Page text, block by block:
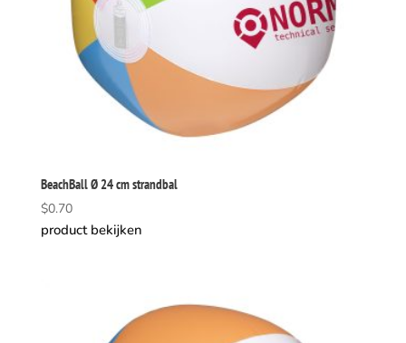
BeachBall Ø 24 cm strandbal
$0.70
product bekijken